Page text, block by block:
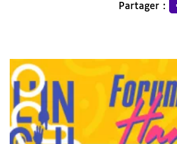
Partager :